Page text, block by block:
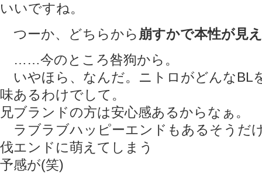
いいですね。
つーか、どちらから 崩すかで本性が見
……今のところ咎狗から。
いやほら、なんだ。ニトロがどんなBL
味あるわけでして。
兄ブランドの方は安心感あるからなぁ。
ラブラブハッピーエンドもあるそうだ
伐エンドに萌えてしまう
予感が(笑)